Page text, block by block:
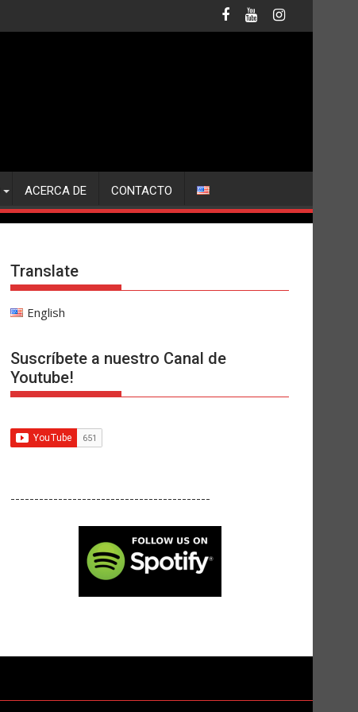
ACERCA DE CONTACTO
Translate
English
Suscríbete a nuestro Canal de
Youtube!
------------------------------------------